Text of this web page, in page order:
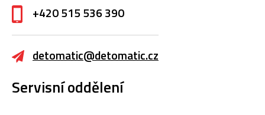
+420 515 536 390
detomatic@detomatic.cz
Servisní oddělení